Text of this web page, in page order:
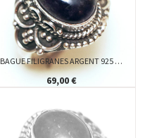
BAGUE FILIGRANES ARGENT 925 …
69,00 €